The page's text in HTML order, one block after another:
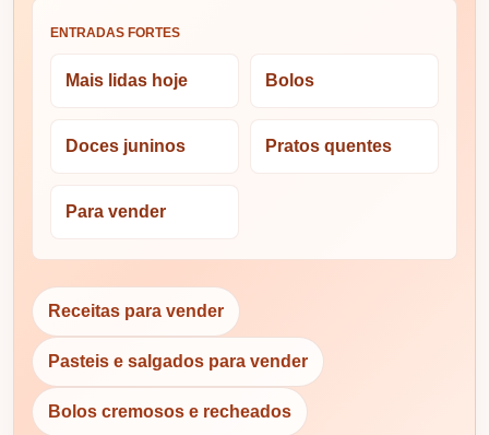
ENTRADAS FORTES
Mais lidas hoje Bolos
Doces juninos Pratos quentes
Para vender
Receitas para vender
Pasteis e salgados para vender
Bolos cremosos e recheados